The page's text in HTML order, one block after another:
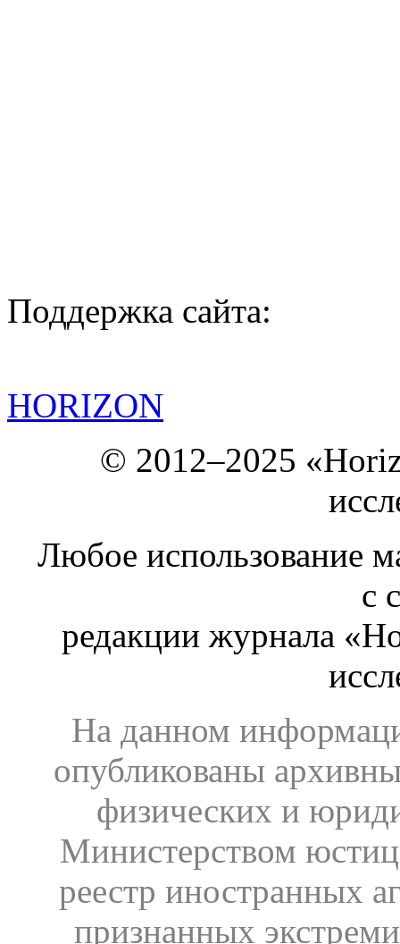
Поддержка сайта:
HORIZON
© 2012–2025
Любое использование
с
редакции журнала
На данном
опубликованы
физических и
Министерством
реестр иностранных
признанных